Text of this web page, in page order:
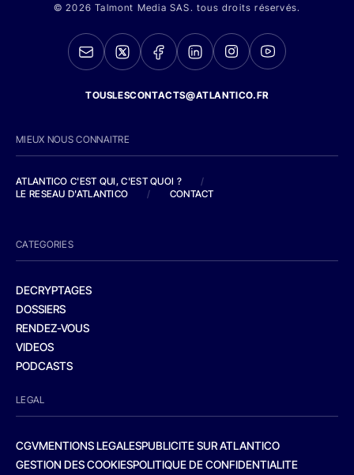
© 2026 Talmont Media SAS. tous droits réservés.
TOUSLESCONTACTS@ATLANTICO.FR
MIEUX NOUS CONNAITRE
ATLANTICO C'EST QUI, C'EST QUOI ?
/
LE RESEAU D'ATLANTICO
/ CONTACT
CATEGORIES
DECRYPTAGES
DOSSIERS
RENDEZ-VOUS
VIDEOS
PODCASTS
LEGAL
CGVMENTIONS LEGALESPUBLICITE SUR ATLANTICO
GESTION DES COOKIESPOLITIQUE DE CONFIDENTIALITE